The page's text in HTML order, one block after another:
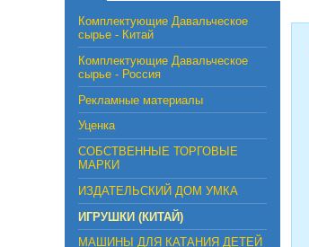
Комплектующие Давальческое
сырье - Китай
Комплектующие Давальческое
сырье - Россия
Рекламные материалы
Уценка
СОБСТВЕННЫЕ ТОРГОВЫЕ
МАРКИ
ИЗДАТЕЛЬСКИЙ ДОМ УМКА
ИГРУШКИ (КИТАЙ)
МАШИНЫ ДЛЯ КАТАНИЯ ДЕТЕЙ